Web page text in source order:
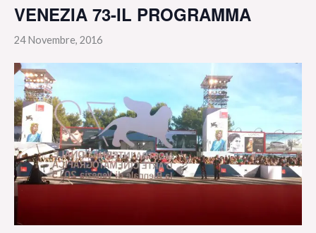
VENEZIA 73-IL PROGRAMMA
24 Novembre, 2016